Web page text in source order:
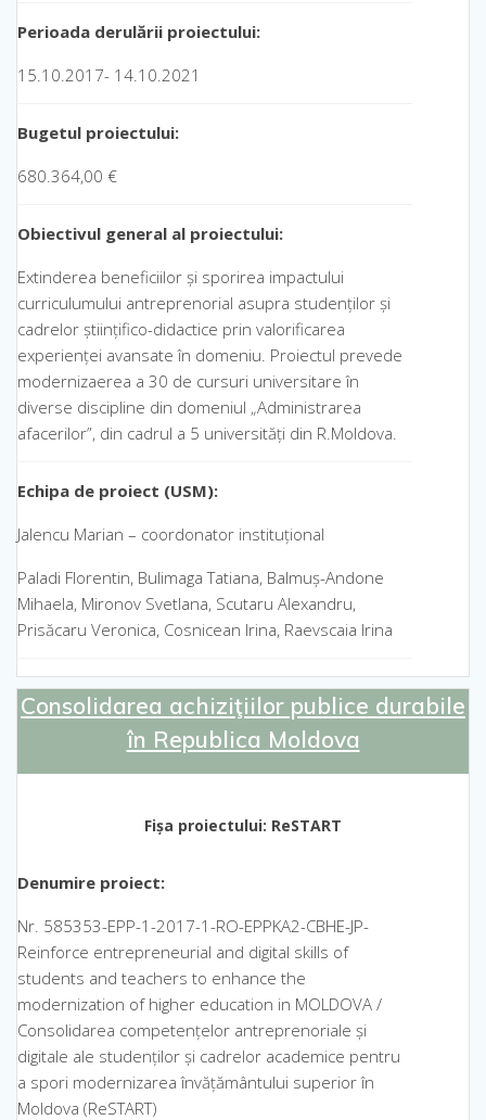
Perioada derulării proiectului:
15.10.2017- 14.10.2021
Bugetul proiectului:
680.364,00 €
Obiectivul general al proiectului:
Extinderea beneficiilor și sporirea impactului
curriculumului antreprenorial asupra studenților și
cadrelor științifico-didactice prin valorificarea
experienței avansate în domeniu. Proiectul prevede
modernizaerea a 30 de cursuri universitare în
diverse discipline din domeniul „Administrarea
afacerilor”, din cadrul a 5 universități din R.Moldova.
Echipa de proiect (USM):
Jalencu Marian – coordonator instituțional
Paladi Florentin, Bulimaga Tatiana, Balmuș-Andone
Mihaela, Mironov Svetlana, Scutaru Alexandru,
Prisăcaru Veronica, Cosnicean Irina, Raevscaia Irina
Consolidarea achiziţiilor publice durabile
în Republica Moldova
Fișa proiectului: ReSTART
Denumire proiect:
Nr. 585353-EPP-1-2017-1-RO-EPPKA2-CBHE-JP-
Reinforce entrepreneurial and digital skills of
students and teachers to enhance the
modernization of higher education in MOLDOVA /
Consolidarea competențelor antreprenoriale și
digitale ale studenților și cadrelor academice pentru
a spori modernizarea învățământului superior în
Moldova (ReSTART)